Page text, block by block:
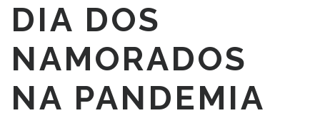
DIA DOS
NAMORADOS
NA PANDEMIA